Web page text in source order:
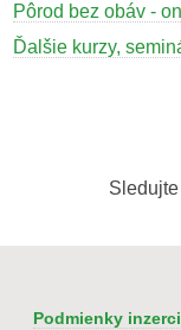
Ďalšie kurzy,
Pôrod bez obáv -
Podmienky